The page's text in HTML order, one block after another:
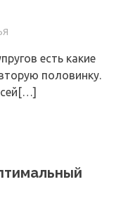
есть какие
половинку.